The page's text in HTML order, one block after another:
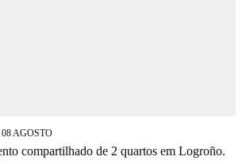
AGOSTO
compartilhado de 2 quartos em Logroño.